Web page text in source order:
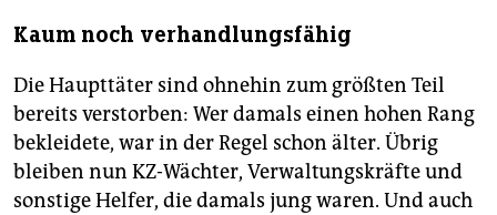
Kaum noch verhandlungsfähig
Die Haupttäter sind ohnehin zum größten Teil
bereits verstorben: Wer damals einen hohen Rang
bekleidete, war in der Regel schon älter. Übrig
bleiben nun KZ-Wächter, Verwaltungskräfte und
sonstige Helfer, die damals jung waren. Und auch